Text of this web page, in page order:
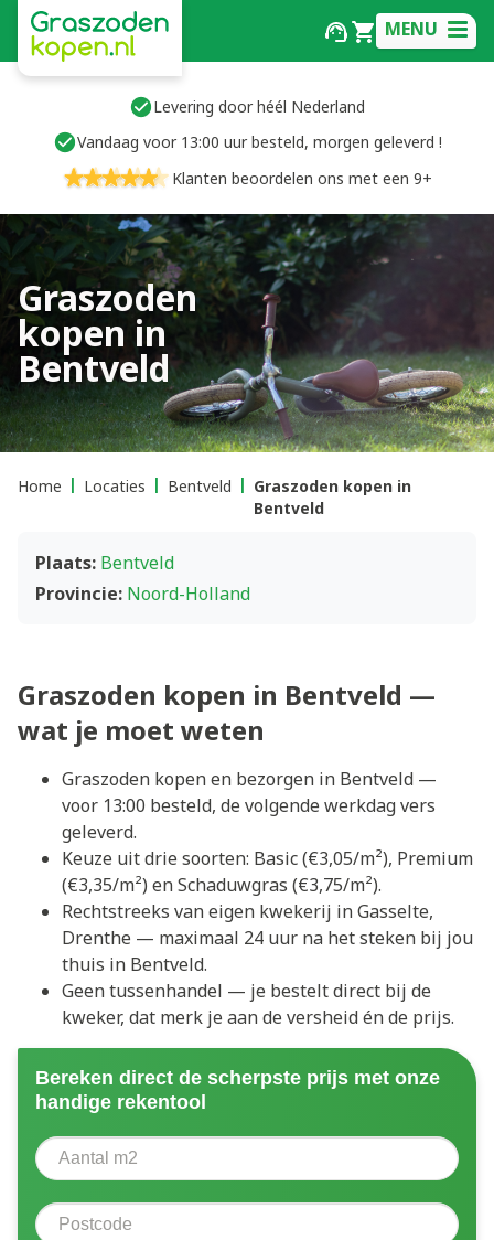
MENU
Levering door héél Nederland
Vandaag voor 13:00 uur besteld, morgen geleverd !
Klanten beoordelen ons met een 9+
Graszoden
kopen in
Bentveld
Home Locaties Bentveld
Graszoden kopen in
Bentveld
Plaats: Bentveld
Provincie: Noord-Holland
Graszoden kopen in Bentveld —
wat je moet weten
Graszoden kopen en bezorgen in Bentveld —
voor 13:00 besteld, de volgende werkdag vers
geleverd.
Keuze uit drie soorten: Basic (€3,05/m²), Premium
(€3,35/m²) en Schaduwgras (€3,75/m²).
Rechtstreeks van eigen kwekerij in Gasselte,
Drenthe — maximaal 24 uur na het steken bij jou
thuis in Bentveld.
Geen tussenhandel — je bestelt direct bij de
kweker, dat merk je aan de versheid én de prijs.
Bereken direct de scherpste prijs met onze
handige rekentool
Aantal vierkante meter
Postcode